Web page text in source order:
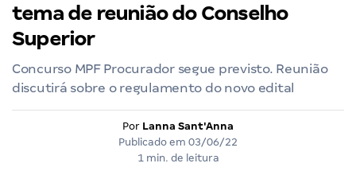
tema de reunião do Conselho
Superior
Concurso MPF Procurador segue previsto. Reunião
discutirá sobre o regulamento do novo edital
Por Lanna Sant'Anna
Publicado em 03/06/22
1 min. de leitura